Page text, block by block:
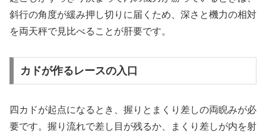
斜行の角度が緩み押し切りに届くため、深さと機力の相対
を両天秤で見比べることが肝要です。
カドが作るレースの入口
四カドが起点になるとき、握りとまくり差しの両睨みが必
要です。握り流れで差し目が残るか、まくり差しが内を射